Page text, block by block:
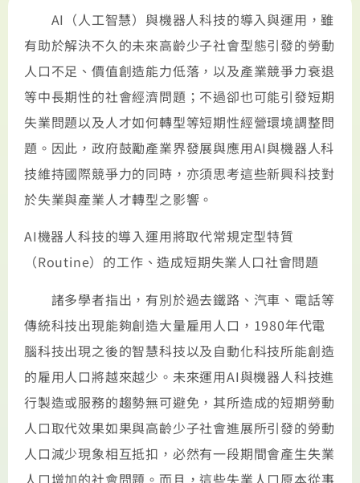
AI（人工智慧）與機器人科技的導入與運用，雖
有助於解決不久的未來高齡少子社會型態引發的勞動
人口不足、價值創造能力低落，以及產業競爭力衰退
等中長期性的社會經濟問題；不過卻也可能引發短期
失業問題以及人才如何轉型等短期性經營環境調整問
題。因此，政府鼓勵產業界發展與應用AI與機器人科
技維持國際競爭力的同時，亦須思考這些新興科技對
於失業與產業人才轉型之影響。
AI機器人科技的導入運用將取代常規定型特質
（Routine）的工作、造成短期失業人口社會問題
諸多學者指出，有別於過去鐵路、汽車、電話等
傳統科技出現能夠創造大量雇用人口，1980年代電
腦科技出現之後的智慧科技以及自動化科技所能創造
的雇用人口將越來越少。未來運用AI與機器人科技進
行製造或服務的趨勢無可避免，其所造成的短期勞動
人口取代效果如果與高齡少子社會進展所引發的勞動
人口減少現象相互抵扣，必然有一段期間會產生失業
人口增加的社會問題。而且，這些失業人口原本從事